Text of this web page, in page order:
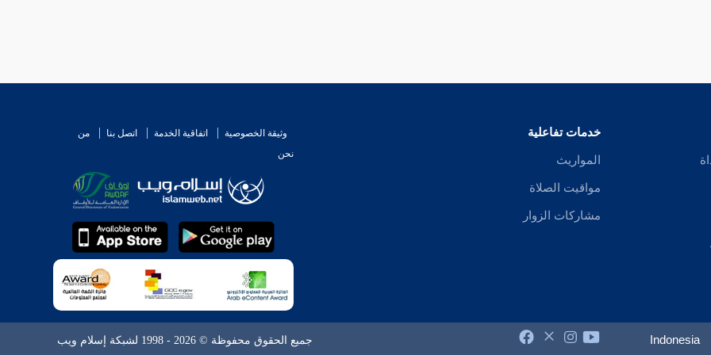
خدمات تفاعلية
المواريث
مواقيت الصلاة
مشاركات الزوار
وثيقة الخصوصية اتفاقية الخدمة اتصل بنا
من
نحن
Indonesia جميع الحقوق محفوظة © 2026 - 1998 لشبكة إسلام ويب